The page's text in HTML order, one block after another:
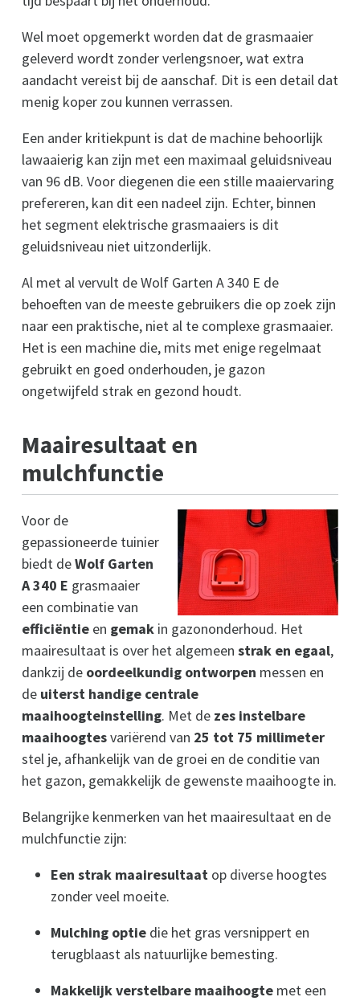
Wel moet opgemerkt worden dat de grasmaaier
geleverd wordt zonder verlengsnoer, wat extra
aandacht vereist bij de aanschaf. Dit is een detail dat
menig koper zou kunnen verrassen.
Een ander kritiekpunt is dat de machine behoorlijk
lawaaierig kan zijn met een maximaal geluidsniveau
van 96 dB. Voor diegenen die een stille maaiervaring
prefereren, kan dit een nadeel zijn. Echter, binnen
het segment elektrische grasmaaiers is dit
geluidsniveau niet uitzonderlijk.
Al met al vervult de Wolf Garten A 340 E de
behoeften van de meeste gebruikers die op zoek zijn
naar een praktische, niet al te complexe grasmaaier.
Het is een machine die, mits met enige regelmaat
gebruikt en goed onderhouden, je gazon
ongetwijfeld strak en gezond houdt.
Maairesultaat en
mulchfunctie
Voor de
gepassioneerde tuinier
biedt deWolf Garten
A 340 E grasmaaier
een combinatie van
efficiëntie en gemak in gazononderhoud. Het
maairesultaat is over het algemeen strak en egaal,
dankzij de oordeelkundig ontworpen messen en
de uiterst handige centrale
maaihoogteinstelling. Met de zes instelbare
maaihoogtesvariërend van 25 tot 75 millimeter
stel je, afhankelijk van de groei en de conditie van
het gazon, gemakkelijk de gewenste maaihoogte in.
Belangrijke kenmerken van het maairesultaat en de
mulchfunctie zijn:
Een strak maairesultaat op diverse hoogtes
zonder veel moeite.
Mulching optie die het gras versnippert en
terugblaast als natuurlijke bemesting.
Makkelijk verstelbare maaihoogte met een